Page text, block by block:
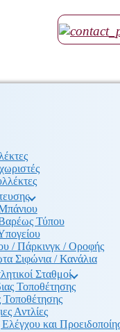
Τύπου
/ Πάρκινγκ / Οροφής
Σιφώνια / Κανάλια
Σταθμοί
Τοποθέτησης
Τοποθέτησης
Αντλίες
και